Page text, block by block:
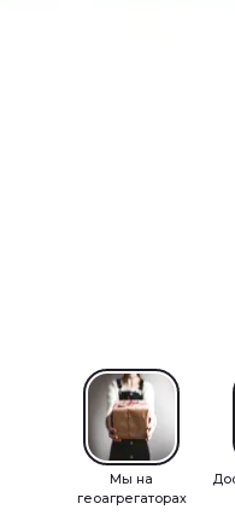
Мы на
геоагрегаторах